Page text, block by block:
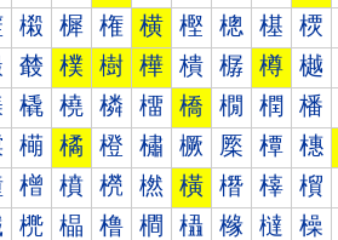
樧 樨 権 横 樫 樬 樭 樮
樷 樸 樹 樺 樻 樼 樽 樾
橇 橈 橉 橊 橋 橌 橍 橎
橗 橘 橙 橚 橛 橜 橝 橞
橧 橨 橩 橪 橫 橬 橭 橮
橷 橸 橹 橺 橻 橼 橽 橾